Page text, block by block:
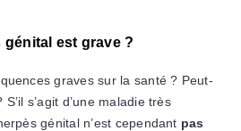
génital est grave ?
graves sur la santé ? Peut-
s’agit d’une maladie très
génital n’est cependant pas